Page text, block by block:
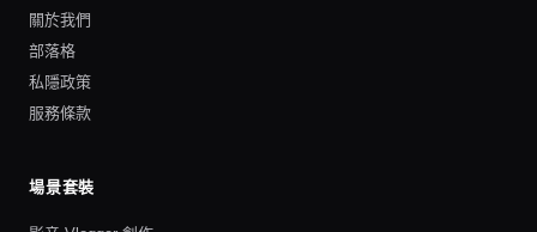
關於我們
部落格
私隱政策
服務條款
場景套裝